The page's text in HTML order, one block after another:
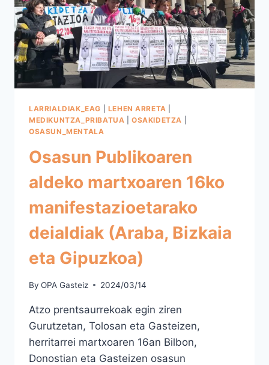
LARRIALDIAK_EAG LEHEN ARRETA
MEDIKUNTZA_PRIBATUA |OSAKIDETZA
OSASUN_MENTALA
Osasun Publikoaren
aldeko martxoaren 16ko
manifestazioetarako
deialdiak (Araba, Bizkaia
eta Gipuzkoa)
By OPA Gasteiz 2024/03/14
Atzo prentsaurrekoak egin ziren
Gurutzetan, Tolosan eta Gasteizen,
herritarrei martxoaren 16an Bilbon,
Donostian eta Gasteizen osasun